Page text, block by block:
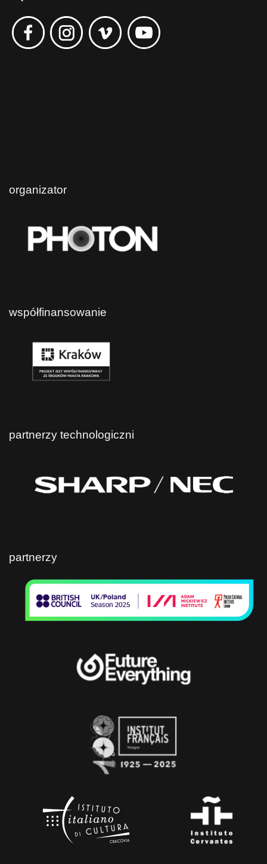
organizator
współfinansowanie
partnerzy technologiczni
partnerzy